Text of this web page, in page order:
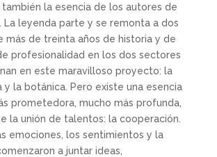
también la esencia de los autores de
La leyenda parte y se remonta a dos
más de treinta años de historia y de
profesionalidad en los dos sectores
en este maravilloso proyecto: la
la botánica. Pero existe una esencia
prometedora, mucho más profunda,
la unión de talentos: la cooperación.
emociones, los sentimientos y la
a juntar ideas,